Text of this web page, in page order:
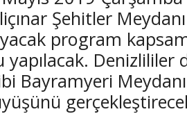
Şehitler
program
Denizlililer
Bayramyeri